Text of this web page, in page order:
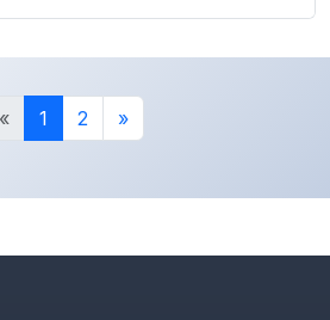
« 1 2 »